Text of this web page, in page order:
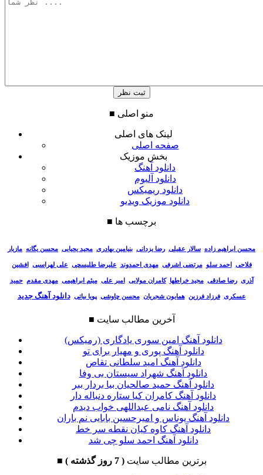
■ منو اصلی
لینک های اصلی
صفحه اصلی
بخش موزیک
دانلود آهنگ
دانلود آلبوم
دانلود ریمیکس
دانلود موزیک ویدیو
■ برچسب ها
محسن ابراهیم زاده سالار عقیلی رضا یزدانی بنیامین بهادری مجید یحیایی محسن یگانه مازیار
فلاحی احمد سلو مرتضی اشرفی مهدی احمدوند علیرضا طلیسچی علی لهراسبی افشین
آذری رضا صادقی مجید خراطها کامران مولایی امیر علی میثم ابراهیمی مهدی مقدم حمید
عسکری فرزاد فرزین همایون شجریان محسن چاوشی پویا بیاتی دانلود آهنگ جدید
■ آخرین مطالب سایت
دانلود آهنگ امین سوری یادگاری (رمیکس)
دانلود آهنگ پوری و مهیار برای تو
دانلود آهنگ امید سلطانی تقاص
دانلود آهنگ شهراد سیستان بی وفا
دانلود آهنگ حمید صالحیان بیا بردار ببر
دانلود آهنگ کامران کیا ستاره دنباله دار
دانلود آهنگ نامی عبداللهی خواب دیدم
دانلود آهنگ یوناس و امیرحسین بابایی نم باران
دانلود آهنگ کاوه کیان نقطه سر خط
دانلود آهنگ احمد سلو چی شد
■ برترین مطالب سایت( 7 روز گذشته )